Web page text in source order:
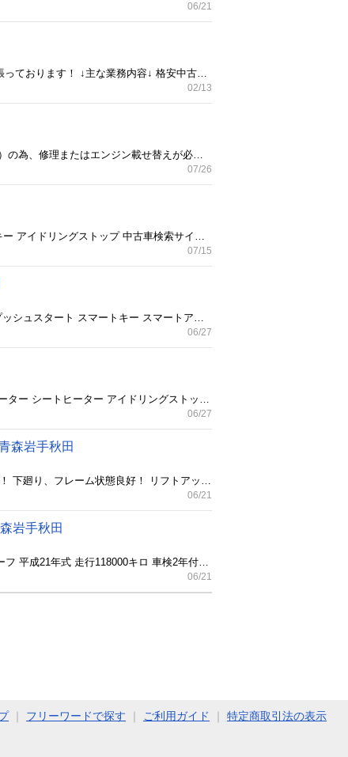
06/21
南部町にて小さな車屋をやってます♪ 個人経営の車屋ですが、お客様１人１人を大切に、をモットーに日々頑張っております！ ↓主な業務内容↓ 格安中古車販売 ケミカル用品販売(WAKO,S製品) 車検、修理等 レッカー業務(24H) カー用品取り付け、カスタム等 とにかく安い車をお探しのかたはご相談ください！ オートオークションへ参加しておりますので欲しい車がきっと見つかるはず⭐ 不動車、使用済み自動車(廃車)の買い取りも強化しており、軽自動車なら最低5000円～買い取り可能です。 まずはご相談くださいませ⭐ ヌマハタファクトリー 090 5844 3894
02/13
青森県三戸郡南部町から タントカスタムRSターボ4WDの出品です。 こちらのお車はエンジン故障（圧縮抜け）の為、修理またはエンジン載せ替えが必要なお車になります。 平成26年式 両側電動スライドドア 車検令和9年４月まであり。 別途費用頂きますが、配送も可能です。 ヌマハタファクトリー 090 5844 3894
07/26
青森県三戸郡南部町から MRワゴン 4WD 平成26年式 走行120000キロ 車検2年付き！ バックカメラ スマートキー アイドリングストップ 中古車検索サイトgooネットへも連載中！ どんな車でも下取りオッケー！ ヌマハタファクトリー 090 5844 3894
07/15
青森県三戸郡南部町から タントカスタム X SA 4WD 平成26年式 走行160000キロ 車検令和９年１月まで、 プッシュスタート スマートキー スマートアシスト エンジンスターター ナビ テレビ バックカメラ 中古車検索サイトgooネットへも連載中！ どんな車でも下取りオッケー！ ヌマハタファクトリー 090 5844 3894
06/27
青森県三戸郡南部町から アルトエコ 4WD 平成25年式 走行109000キロ 車検2年付き！ キーレス エンジンスターター シートヒーター アイドリングストップ 中古車検索サイトgooネットへも連載中！ どんな車でも下取りオッケー！ ヌマハタファクトリー 090 5844 3894
06/27
森岩手秋田
青森県三戸郡南部町から ジムニー ５速マニュアル 4WD 平成15年式 走行156000キロ 車検令和９年１０月まで！ 下廻り、フレーム状態良好！ リフトアップ 社外マフラー 社外バンパー 電動ウィンチ 中古車検索サイトgooネットへも連載中！ どんな車でも下取りオッケー！ ヌマハタファクトリー 090 5844 3894
06/21
岩手秋田
青森県三戸郡南部町から レガシィツーリングワゴン２.５GT Sパッケージ 6速マニュアル ターボ 4WD サンルーフ 平成21年式 走行118000キロ 車検2年付き！ マッキントッシュオーディオ STIリップスポイラー フジツボマフラー プッシュスタート スマートキー スタッドレスタイヤ付き！ 中古車検索サイトgooネットへも連載中！ どんな車でも下取りオッケー！ ヌマハタファクトリー 090 5844 3894
06/21
フリーワードで探す ご利用ガイド 特定商取引法の表示